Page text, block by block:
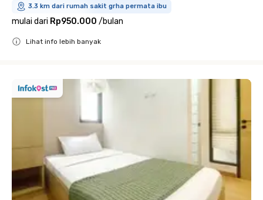
3.3 km dari rumah sakit grha permata ibu
mulai dari Rp950.000 /bulan
Lihat info lebih banyak